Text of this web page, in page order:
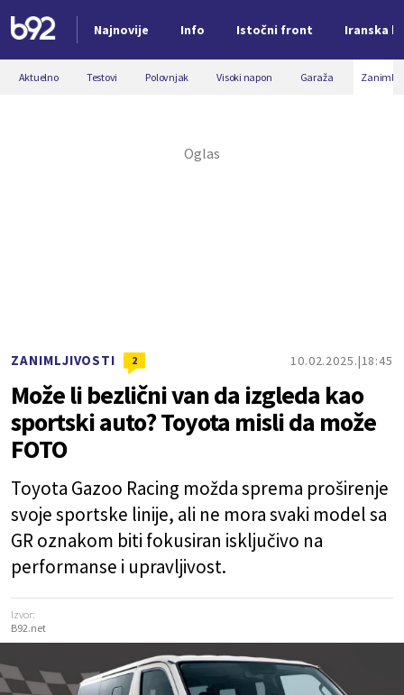
Najnovije Info Istočni front Iranska
Nova vest
Aktuelno Testovi Polovnjak Visoki napon Garaža
ZANIMLJIVOSTI 2 10.02.2025. 18:45
Može li bezlični van da izgleda kao
sportski auto? Toyota misli da može
FOTO
Toyota Gazoo Racing možda sprema proširenje
svoje sportske linije, ali ne mora svaki model sa
GR oznakom biti fokusiran isključivo na
performanse i upravljivost.
Izvor:
B92.net